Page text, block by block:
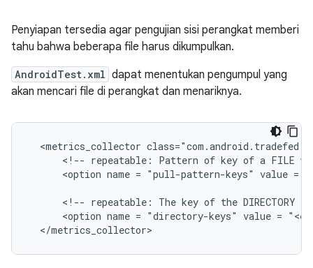
Penyiapan tersedia agar pengujian sisi perangkat memberi
tahu bahwa beberapa file harus dikumpulkan.
AndroidTest.xml dapat menentukan pengumpul yang
akan mencari file di perangkat dan menariknya.
<metrics_collector
<!-- repeatable: Pattern of key of a FILE we
<option name = "pull-pattern-keys" value =
<!-- repeatable: The key of the DIRECTORY
<option name = "directory-keys" value =